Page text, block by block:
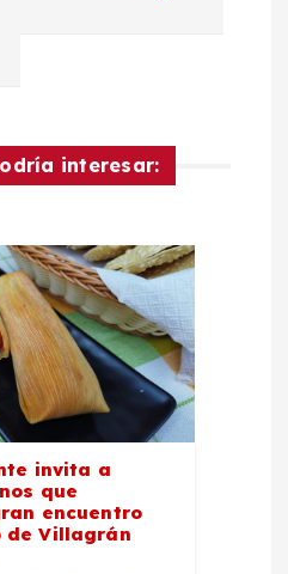
interesar:
invita a
que
encuentro
de Villagrán